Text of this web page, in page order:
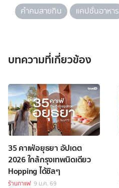
คำคมสายกิน
แคปชั่นอาหาร
บทความที่เกี่ยวข้อง
35 คาเฟ่อยุธยา อัปเดต
2026 ใกล้กรุงเทพนิดเดียว
Hopping ได้ชิลๆ
ร้านกาแฟ 9 ม.ค. 69